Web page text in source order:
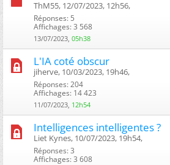
ThM55, 12/07/2023, 12h56, ‎
Réponses: 5
Affichages: 3 568
13/07/2023, 05h38
L'IA coté obscur
jiherve, 10/03/2023, 19h46, ‎
Réponses: 204
Affichages: 14 423
11/07/2023, 12h54
Intelligences intelligentes ?
Liet Kynes, 10/07/2023, 19h54, ‎
Réponses: 3
Affichages: 3 608